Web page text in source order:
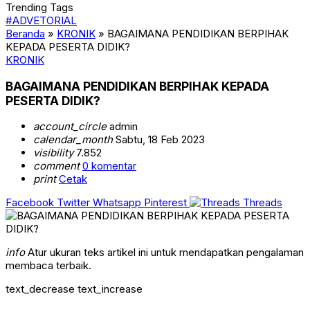
Trending Tags
#ADVETORIAL
Beranda » KRONIK » BAGAIMANA PENDIDIKAN BERPIHAK
KEPADA PESERTA DIDIK?
KRONIK
BAGAIMANA PENDIDIKAN BERPIHAK KEPADA
PESERTA DIDIK?
account_circleadmin
calendar_monthSabtu, 18 Feb 2023
visibility7.852
comment 0 komentar
print Cetak
Facebook Twitter Whatsapp Pinterest Threads
infoAtur ukuran teks artikel ini untuk mendapatkan pengalaman
membaca terbaik.
text_decrease text_increase